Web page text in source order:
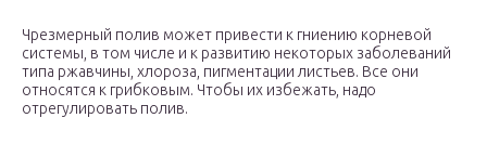
Чрезмерный полив может привести к гниению корневой
системы, в том числе и к развитию некоторых заболеваний
типа ржавчины, хлороза, пигментации листьев. Все они
относятся к грибковым. Чтобы их избежать, надо
отрегулировать полив.